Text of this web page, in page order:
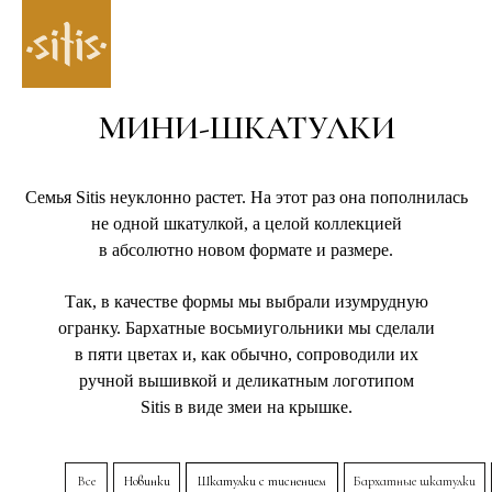
МИНИ-ШКАТУЛКИ
Семья Sitis неуклонно растет. На этот раз она пополнилась
не одной шкатулкой, а целой коллекцией
в абсолютно новом формате и размере.
Так, в качестве формы мы выбрали изумрудную
огранку. Бархатные восьмиугольники мы сделали
в пяти цветах и, как обычно, сопроводили их
ручной вышивкой и деликатным логотипом
Sitis в виде змеи на крышке.
Новинки Бархатные шкатулки
Шкатулки с тиснением
Все